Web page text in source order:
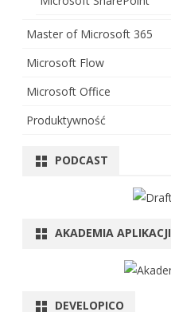
Master of Microsoft 365
Microsoft Flow
Microsoft Office
Produktywność
PODCAST
AKADEMIA APLIKACJI
DEVELOPICO